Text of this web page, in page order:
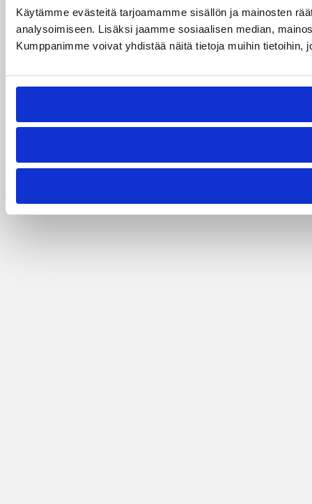
Käytämme evästeitä tarjoamamme sisällön ja mainosten
analysoimiseen. Lisäksi jaamme sosiaalisen median,
Kumppanimme voivat yhdistää näitä tietoja muihin tietoihin,